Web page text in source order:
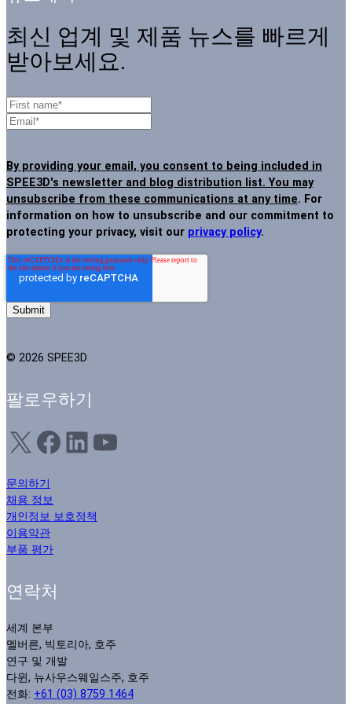
최신 업계 및 제품 뉴스를 빠르게
받아보세요.
By providing your email, you consent to being included in
SPEE3D's newsletter and blog distribution list. You may
unsubscribe from these communications at any time. For
information on how to unsubscribe and our commitment to
protecting your privacy, visit our privacy policy.
© 2026 SPEE3D
팔로우하기
X Facebook LinkedIn YouTube
문의하기
채용 정보
개인정보 보호정책
이용약관
부품 평가
연락처
세계 본부
멜버른, 빅토리아, 호주
연구 및 개발
다윈, 뉴사우스웨일스주, 호주
전화: +61 (03) 8759 1464